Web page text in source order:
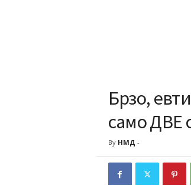
Брзо,
само ДВЕ
By НМД -